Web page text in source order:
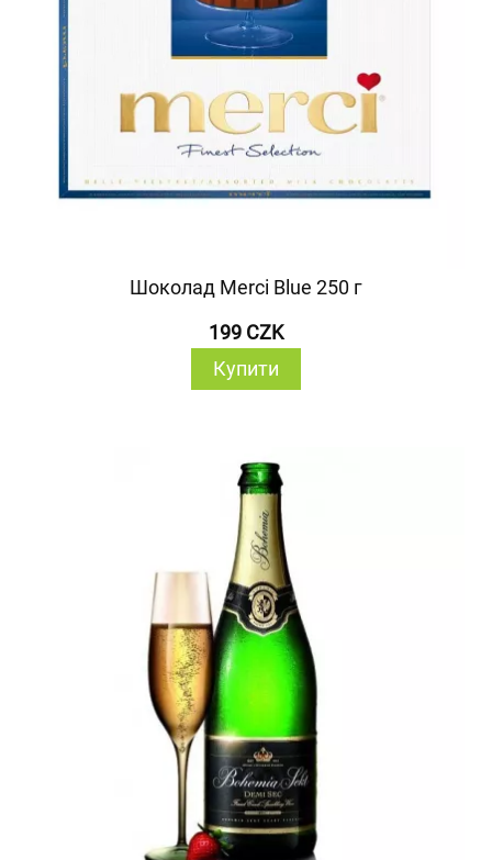
Шоколад Merci Blue 250 г
199 CZK
Купити